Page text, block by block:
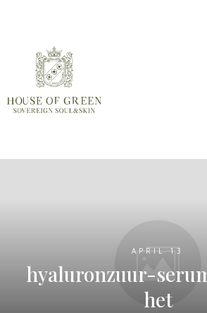
APRIL 13
hyaluronzuur-
het